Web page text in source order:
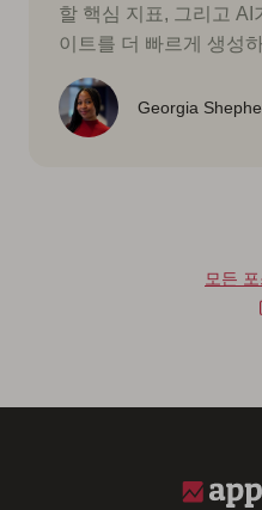
할 핵심 지표, 그리고
이트를 더 빠르게 생성
Georgia
모든